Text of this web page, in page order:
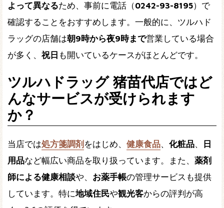
よって異なるため、事前に電話（0242-93-8195）で
確認することをおすすめします。一般的に、ツルハド
ラッグの店舗は朝9時から夜9時まで営業している場合
が多く、祝日 も開いているケースがほとんどです。
ツルハドラッグ 猪苗代店ではど
んなサービスが受けられます
か？
当店では処方箋調剤 をはじめ、 健康食品、 化粧品、
日
用品など幅広い商品を取り扱っています。また、 薬剤
師による健康相談や、 お薬手帳の管理サービスも提供
しています。特に地域住民や観光客からの評判が高